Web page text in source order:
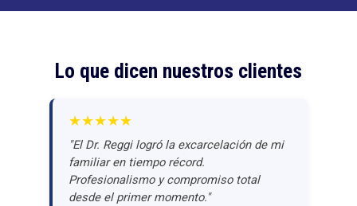
Lo que dicen nuestros clientes
★★★★★
"El Dr. Reggi logró la excarcelación de mi
familiar en tiempo récord.
Profesionalismo y compromiso total
desde el primer momento."